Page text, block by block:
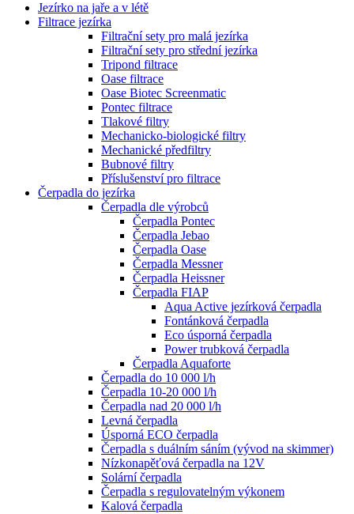
Jezírko na jaře a v létě
Filtrace jezírka
Filtrační sety pro malá jezírka
Filtrační sety pro střední jezírka
Tripond filtrace
Oase filtrace
Oase Biotec Screenmatic
Pontec filtrace
Tlakové filtry
Mechanicko-biologické filtry
Mechanické předfiltry
Bubnové filtry
Příslušenství pro filtrace
Čerpadla do jezírka
Čerpadla dle výrobců
Čerpadla Pontec
Čerpadla Jebao
Čerpadla Oase
Čerpadla Messner
Čerpadla Heissner
Čerpadla FIAP
Aqua Active jezírková čerpadla
Fontánková čerpadla
Eco úsporná čerpadla
Power trubková čerpadla
Čerpadla Aquaforte
Čerpadla do 10 000 l/h
Čerpadla 10-20 000 l/h
Čerpadla nad 20 000 l/h
Levná čerpadla
Úsporná ECO čerpadla
Čerpadla s duálním sáním (vývod na skimmer)
Nízkonapěťová čerpadla na 12V
Solární čerpadla
Čerpadla s regulovatelným výkonem
Kalová čerpadla